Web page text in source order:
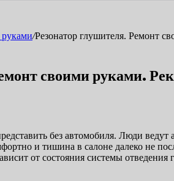
/Резонатор глушителя. Ремонт
своими руками.
без автомобиля. Люди
и тишина в салоне далеко не
от состояния системы отведения